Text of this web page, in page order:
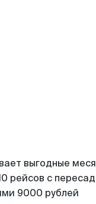
выгодные
рейсов с
9000 рублей